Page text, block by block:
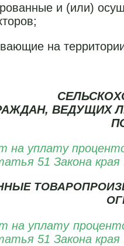
и (или)
на
ВЕДУЩИХ
уплату
51 Закона
уплату
51 Закона